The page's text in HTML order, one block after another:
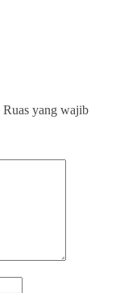
Ruas yang wajib